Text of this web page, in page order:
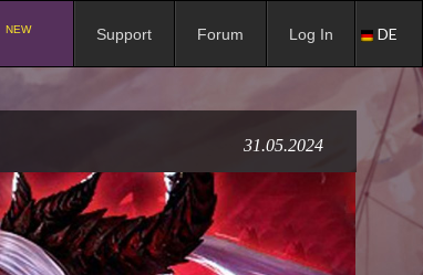
NEW Support Forum Log In DE
31.05.2024